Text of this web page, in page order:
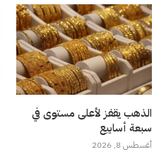
الذهب يقفز لأعلى مستوى في
سبعة أسابيع
أغسطس 8, 2026